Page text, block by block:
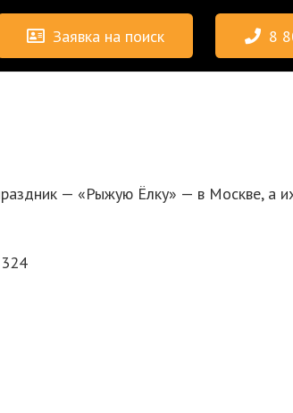
Заявка на поиск 8
— «Рыжую Ёлку» — в Москве, а